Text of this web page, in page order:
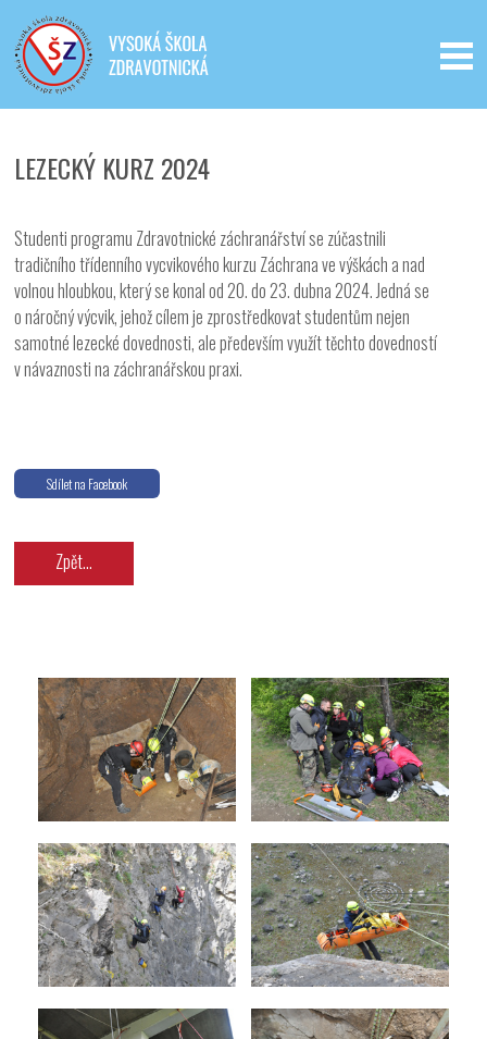
LEZECKÝ KURZ 2024
Studenti programu Zdravotnické záchranářství se zúčastnili
tradičního třídenního vycvikového kurzu Záchrana ve výškách a nad
volnou hloubkou, který se konal od 20. do 23. dubna 2024. Jedná se
o náročný výcvik, jehož cílem je zprostředkovat studentům nejen
samotné lezecké dovednosti, ale především využít těchto dovedností
v návaznosti na záchranářskou praxi.
Sdílet na Facebook
Zpět...
Iveta - Vysoká škola zdravotnická,
o.p.s.